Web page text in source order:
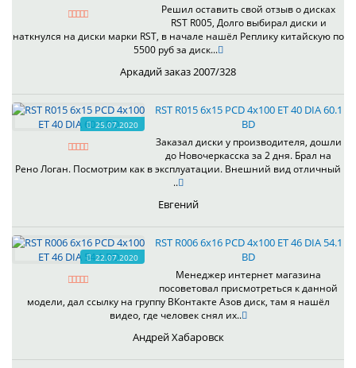
Решил оставить свой отзыв о дисках
RST R005, Долго выбирал диски и
наткнулся на диски марки RST, в начале нашёл Реплику китайскую по
5500 руб за диск...
Аркадий заказ 2007/328
25.07.2020
RST R015 6x15 PCD 4x100 ET 40 DIA 60.1
BD
Заказал диски у производителя, дошли
до Новочеркасска за 2 дня. Брал на
Рено Логан. Посмотрим как в эксплуатации. Внешний вид отличный
..
Евгений
22.07.2020
RST R006 6x16 PCD 4x100 ET 46 DIA 54.1
BD
Менеджер интернет магазина
посоветовал присмотреться к данной
модели, дал ссылку на группу ВКонтакте Азов диск, там я нашёл
видео, где человек снял их..
Андрей Хабаровск